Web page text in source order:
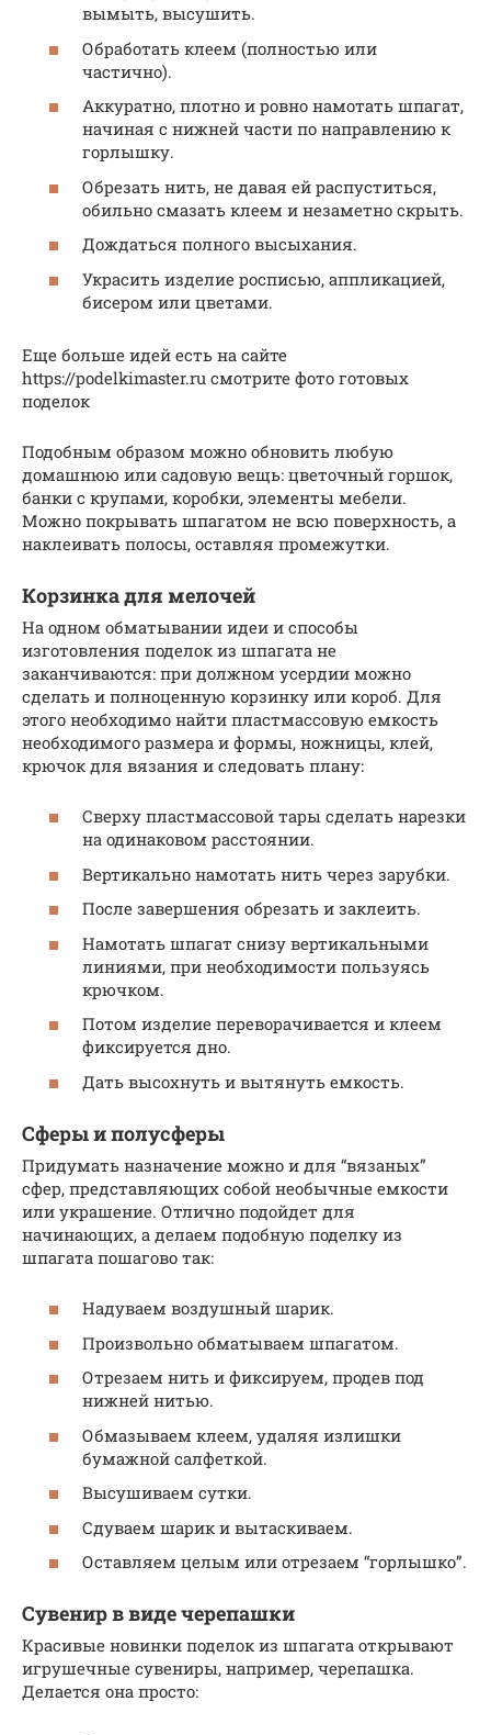
вымыть, высушить.
Обработать клеем (полностью или
частично).
Аккуратно, плотно и ровно намотать шпагат,
начиная с нижней части по направлению к
горлышку.
Обрезать нить, не давая ей распуститься,
обильно смазать клеем и незаметно скрыть.
Дождаться полного высыхания.
Украсить изделие росписью, аппликацией,
бисером или цветами.
Еще больше идей есть на сайте
https://podelkimaster.ru смотрите фото готовых
поделок
Подобным образом можно обновить любую
домашнюю или садовую вещь: цветочный горшок,
банки с крупами, коробки, элементы мебели.
Можно покрывать шпагатом не всю поверхность, а
наклеивать полосы, оставляя промежутки.
Корзинка для мелочей
На одном обматывании идеи и способы
изготовления поделок из шпагата не
заканчиваются: при должном усердии можно
сделать и полноценную корзинку или короб. Для
этого необходимо найти пластмассовую емкость
необходимого размера и формы, ножницы, клей,
крючок для вязания и следовать плану:
Сверху пластмассовой тары сделать нарезки
на одинаковом расстоянии.
Вертикально намотать нить через зарубки.
После завершения обрезать и заклеить.
Намотать шпагат снизу вертикальными
линиями, при необходимости пользуясь
крючком.
Потом изделие переворачивается и клеем
фиксируется дно.
Дать высохнуть и вытянуть емкость.
Сферы и полусферы
Придумать назначение можно и для “вязаных”
сфер, представляющих собой необычные емкости
или украшение. Отлично подойдет для
начинающих, а делаем подобную поделку из
шпагата пошагово так:
Надуваем воздушный шарик.
Произвольно обматываем шпагатом.
Отрезаем нить и фиксируем, продев под
нижней нитью.
Обмазываем клеем, удаляя излишки
бумажной салфеткой.
Высушиваем сутки.
Сдуваем шарик и вытаскиваем.
Оставляем целым или отрезаем “горлышко”.
Сувенир в виде черепашки
Красивые новинки поделок из шпагата открывают
игрушечные сувениры, например, черепашка.
Делается она просто: